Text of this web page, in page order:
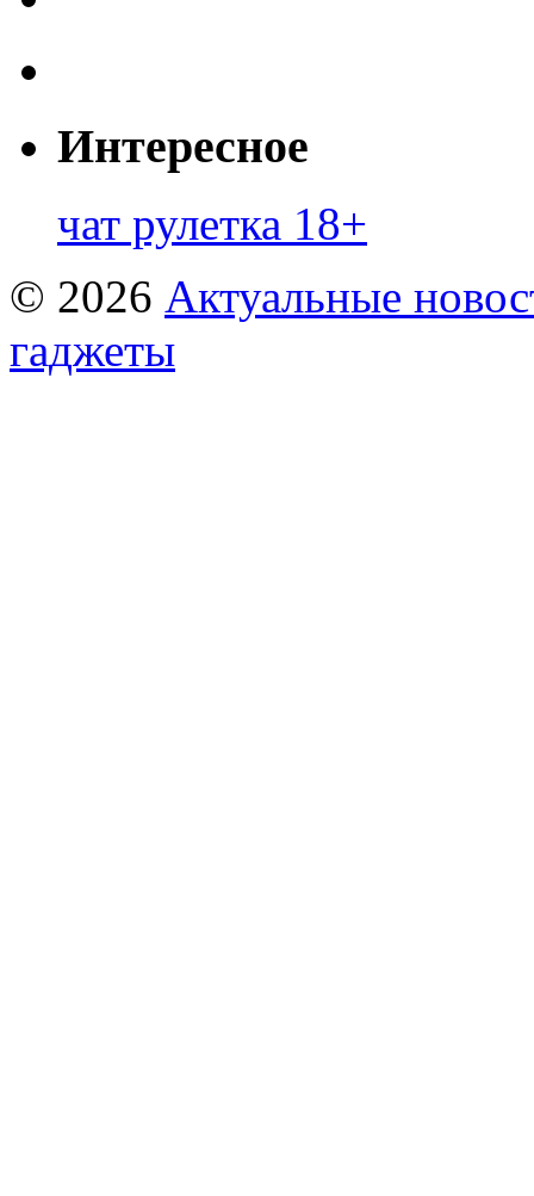
Интересное
чат рулетка 18+
© 2026 Актуальные
гаджеты